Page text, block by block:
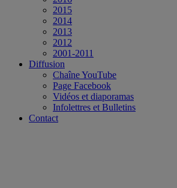
2015
2014
2013
2012
2001-2011
Diffusion
Chaîne YouTube
Page Facebook
Vidéos et diaporamas
Infolettres et Bulletins
Contact